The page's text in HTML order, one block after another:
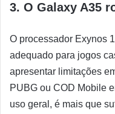
3. O Galaxy A35
O processador Exynos
adequado para jogos
apresentar limitações
PUBG ou COD Mobile
uso geral, é mais que